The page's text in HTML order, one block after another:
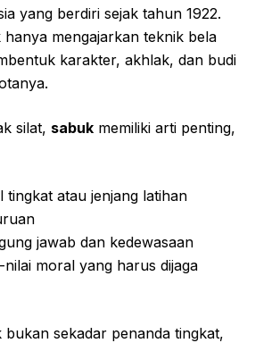
yang berdiri sejak tahun 1922.
mengajarkan teknik bela
karakter, akhlak, dan budi
silat, sabuk memiliki arti penting,
tingkat atau jenjang latihan
jawab dan kedewasaan
nilai moral yang harus dijaga
bukan sekadar penanda tingkat,